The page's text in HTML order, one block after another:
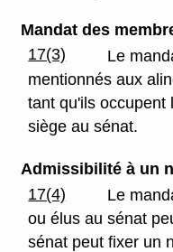
Mandat des
17(3)
Le
mentionnés aux
tant qu'ils occupent
siège au sénat.
Admissibilité à un
17(4)
Le
ou élus au sénat
sénat peut fixer un